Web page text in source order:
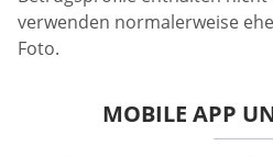
verwenden normalerweise
Foto.
MOBILE APP